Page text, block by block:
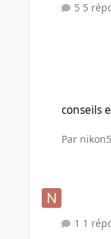
5
conseils
Par
1